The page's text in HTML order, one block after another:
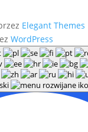
Elegant Themes
WordPress